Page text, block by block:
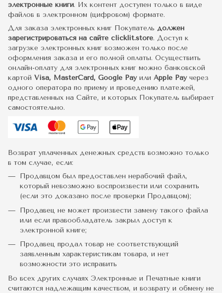
электронные книги. Их контент доступен только в виде
файлов в электронном (цифровом) формате.
Для заказа электронных книг Покупатель должен
зарегистрироваться на сайте clicklit.store. Доступ к
загрузке электронных книг возможен только после
оформления заказа и его полной оплаты. Осуществить
онлайн-оплату для электронных книг можно банковской
картой Visa, MasterCard, Google Pay или Apple Payчерез
одного оператора по приему и проведению платежей,
представленных на Сайте, и которых Покупатель выбирает
самостоятельно.
Возврат уплаченных денежных средств возможно только
в том случае, если:
Продавцом был предоставлен нерабочий файл,
который невозможно воспроизвести или сохранить
(если это доказано после проверки Продавцом);
Продавец не может произвести замену такого файла
или если правообладатель закрыл доступ к
электронной книге;
Продавец продал товар не соответствующий
заявленным характеристикам товара, и нет
возможности это исправить
Во всех других случаях Электронные и Печатные книги
считаются надлежащим качеством, и возврату и обмену не